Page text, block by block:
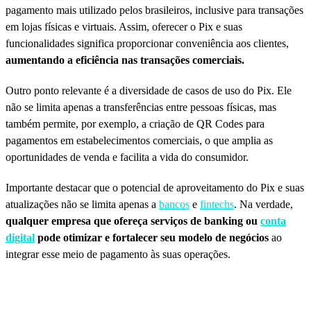
pagamento mais utilizado pelos brasileiros, inclusive para transações
em lojas físicas e virtuais. Assim, oferecer o Pix e suas
funcionalidades significa proporcionar conveniência aos clientes,
aumentando a eficiência nas transações comerciais.
Outro ponto relevante é a diversidade de casos de uso do Pix. Ele
não se limita apenas a transferências entre pessoas físicas, mas
também permite, por exemplo, a criação de QR Codes para
pagamentos em estabelecimentos comerciais, o que amplia as
oportunidades de venda e facilita a vida do consumidor.
Importante destacar que o potencial de aproveitamento do Pix e suas
atualizações não se limita apenas a bancos e fintechs. Na verdade,
qualquer empresa que ofereça serviços de banking ou conta
digital pode otimizar e fortalecer seu modelo de negócios ao
integrar esse meio de pagamento às suas operações.